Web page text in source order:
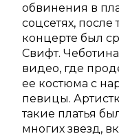
обвинения в
соцсетях, после
концерте был
Свифт.
видео, где
ее костюма с
певицы.
такие платья
многих звезд,